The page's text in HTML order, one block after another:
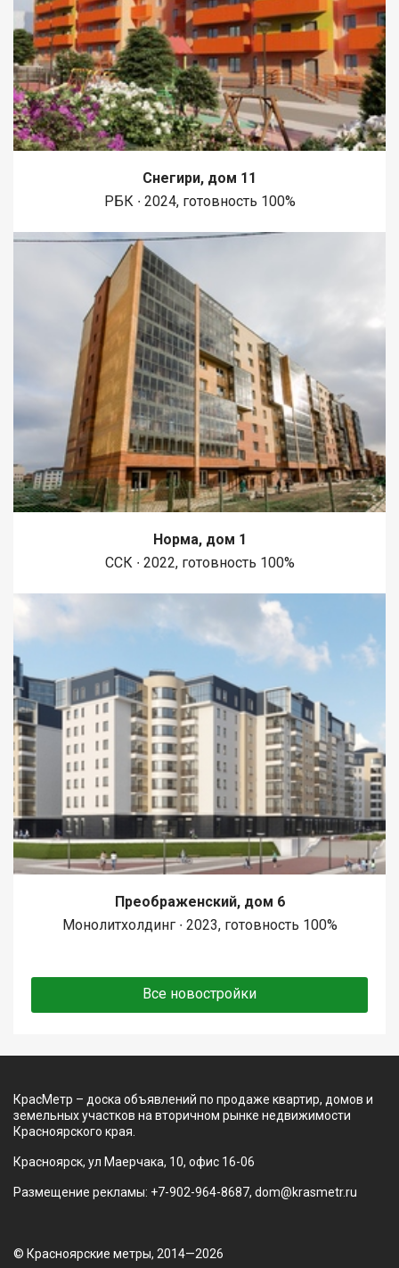
Снегири, дом 11
РБК ∙ 2024, готовность 100%
Норма, дом 1
ССК ∙ 2022, готовность 100%
Преображенский, дом 6
Монолитхолдинг ∙ 2023, готовность 100%
Все новостройки
КрасМетр – доска объявлений по продаже квартир, домов и
земельных участков на вторичном рынке недвижимости
Красноярского края.
Красноярск, ул Маерчака, 10, офис 16-06
Размещение рекламы: +7-902-964-8687, dom@krasmetr.ru
© Красноярские метры, 2014—2026